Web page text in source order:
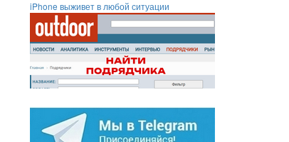
iPhone выживет в любой ситуации